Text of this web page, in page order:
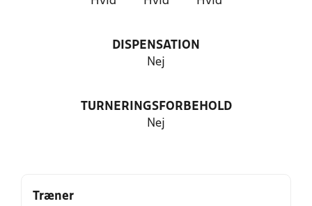
DISPENSATION
Nej
TURNERINGSFORBEHOLD
Nej
Træner